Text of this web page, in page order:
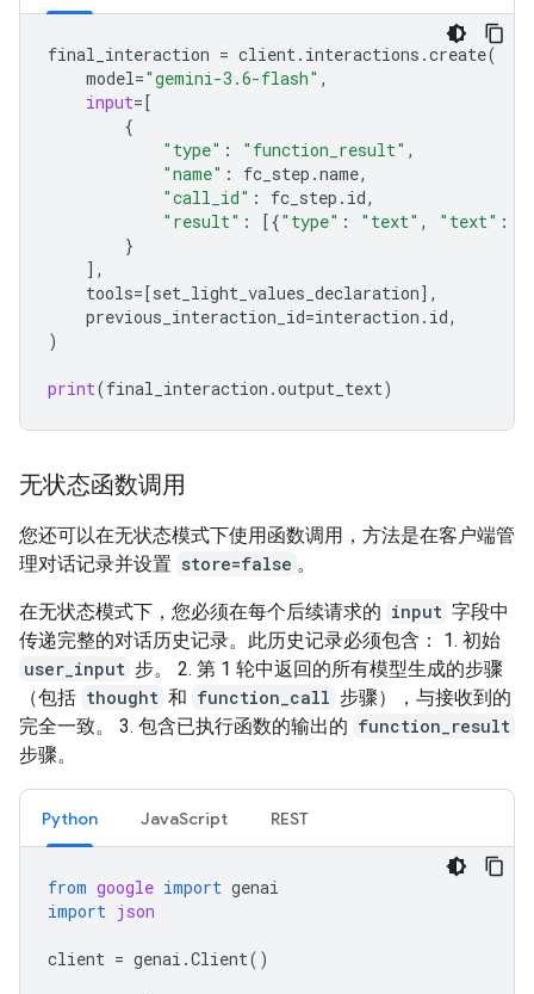
final_interaction = client. interactions .create(
model="gemini-3.6-flash" ,
input= [
{
"type" : "function_result" ,
"name" : fc_step .name,
"call_id" : fc_step . id,
"result" : [{"type" : "text" , "text" :
}
],
tools= [set_light_values_declaration],
previous_interaction_id=interaction . id,
)
print(final_interaction .output_text)
无状态函数调用
您还可以在无状态模式下使用函数调用，方法是在客户端管
理对话记录并设置 store=false 。
在无状态模式下，您必须在每个后续请求的 input 字段中
传递完整的对话历史记录。此历史记录必须包含： 1. 初始
user_input 步。 2. 第 1 轮中返回的所有模型生成的步骤
（包括 thought 和 function_call 步骤），与接收到的
完全一致。 3. 包含已执行函数的输出的 function_result
步骤。
Python JavaScript REST
from google import genai
import json
client = genai .Client()